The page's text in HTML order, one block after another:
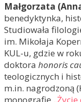
Małgorzata
benedyktynka,
Studiowała
im. Mikołaja
KUL-u, gdzie w
doktora honoris
teologicznych i
m.in. nagrodzoną